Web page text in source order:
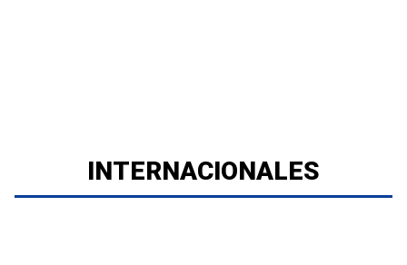
INTERNACIONALES